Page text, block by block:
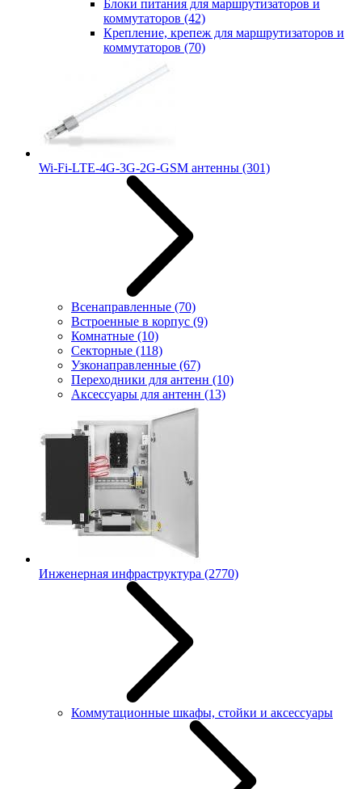
Блоки питания для маршрутизаторов и
коммутаторов (42)
Крепление, крепеж для маршрутизаторов и
коммутаторов (70)
Wi-Fi-LTE-4G-3G-2G-GSM антенны (301)
Всенаправленные (70)
Встроенные в корпус (9)
Комнатные (10)
Секторные (118)
Узконаправленные (67)
Переходники для антенн (10)
Аксессуары для антенн (13)
Инженерная инфраструктура (2770)
Коммутационные шкафы, стойки и аксессуары